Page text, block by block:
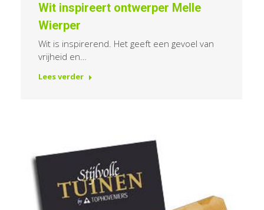
Wit inspireert ontwerper Melle
Wierper
Wit is inspirerend. Het geeft een gevoel van
vrijheid en…
Lees verder